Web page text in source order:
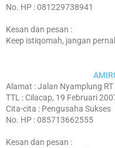
No. HP : 081229738941
Kesan dan pesan :
Keep istiqomah, jangan
Alamat : Jalan Nyamplung
TTL : Cilacap, 19 Februari
Cita-cita : Pengusaha Sukses
No. HP : 085713662555
Kesan dan pesan :